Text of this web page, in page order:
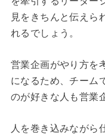
見をきちんと伝えら
れるでしょう。
営業企画がやり方を
になるため、チーム
のが好きな人も営業
人を巻き込みながら